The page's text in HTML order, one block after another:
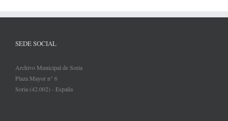
SEDE SOCIAL
Archivo Municipal de Soria
Plaza Mayor n° 6
Soria (42.002) - España